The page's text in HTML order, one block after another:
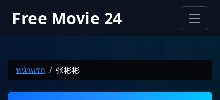
Free Movie 24
หน้าแรก 张彬彬